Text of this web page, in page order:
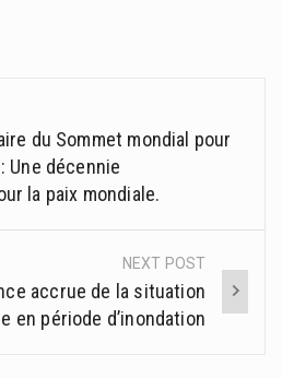
du Sommet mondial pour
Une décennie
la paix mondiale.
NEXT POST
accrue de la situation
en période d’inondation